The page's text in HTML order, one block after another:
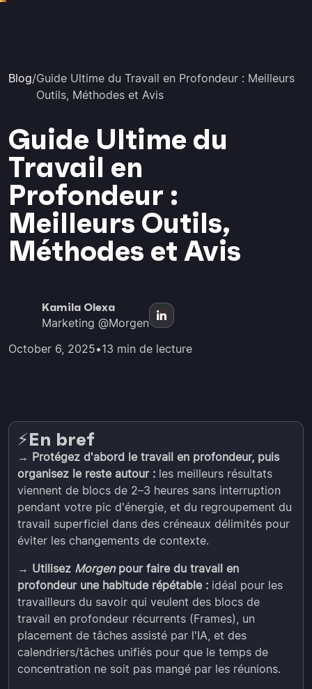
Blog/Guide Ultime du Travail en Profondeur : Meilleurs
Outils, Méthodes et Avis
Guide Ultime du
Travail en
Profondeur :
Meilleurs Outils,
Méthodes et Avis
Kamila Olexa
Marketing @Morgen
October 6, 2025•13 min de lecture
⚡️En bref
→ Protégez d'abord le travail en profondeur, puis
organisez le reste autour : les meilleurs résultats
viennent de blocs de 2–3 heures sans interruption
pendant votre pic d'énergie, et du regroupement du
travail superficiel dans des créneaux délimités pour
éviter les changements de contexte.
→ Utilisez Morgenpour faire du travail en
profondeur une habitude répétable : idéal pour les
travailleurs du savoir qui veulent des blocs de
travail en profondeur récurrents (Frames), un
placement de tâches assisté par l'IA, et des
calendriers/tâches unifiés pour que le temps de
concentration ne soit pas mangé par les réunions.